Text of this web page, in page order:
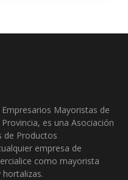
Mayoristas de
es una Asociación
de Productos
empresa de
como mayorista